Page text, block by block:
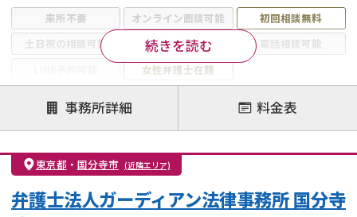
来所不要 オンライン面談可能
初回相談無料
土日祝の相談可能
19時以降電話可能
電話相談可能
女性弁護士在籍
注力案件
離婚前相談
離婚調停
離婚裁判
親権・面会交流権
DV
モラハラ
不貞・不倫慰謝料請求
国際離婚
財産分与
内縁の夫婦 熟年離婚
続きを読む
事務所詳細 料金表
東京都 ・ 国分寺市 (近隣エリア)
弁護士法人ガーディアン法律事務所 国分寺